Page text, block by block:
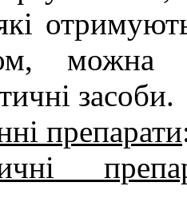
можна
засоби.
препарати